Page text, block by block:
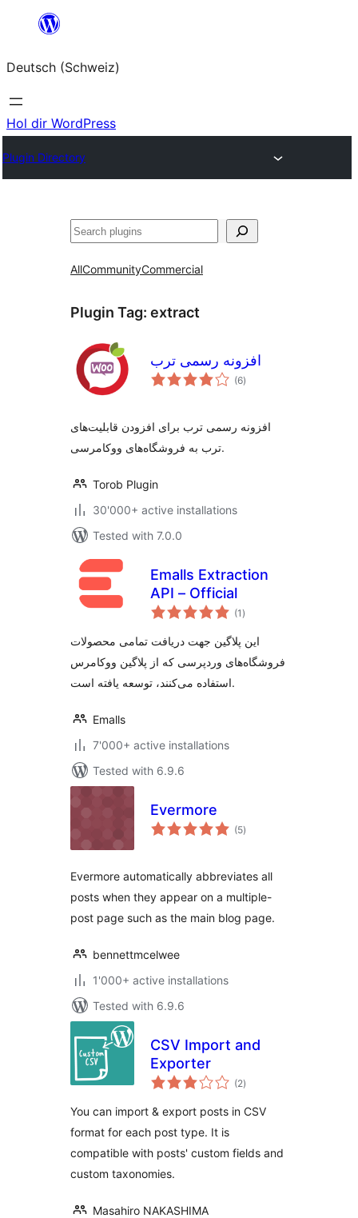
springen
Deutsch (Schweiz)
Hol dir WordPress
Plugin Directory
Suchen
AllCommunityCommercial
Plugin Tag: extract
افزونه رسمی ترب
(6total
ratings
)
افزونه رسمی ترب برای افزودن قابلیت‌های
ترب به فروشگاه‌های ووکامرسی.
Torob Plugin
30'000+ active installations
Tested with 7.0.0
Emalls Extraction
API – Official
(1 total
ratings
)
این پلاگین جهت دریافت تمامی محصولات
فروشگاه‌های وردپرسی که از پلاگین ووکامرس
استفاده می‌کنند، توسعه یافته است.
Emalls
7'000+ active installations
Tested with 6.9.6
Evermore
(5total
ratings
)
Evermore automatically abbreviates all
posts when they appear on a multiple-
post page such as the main blog page.
bennettmcelwee
1'000+ active installations
Tested with 6.9.6
CSV Import and
Exporter
(2total
ratings
)
You can import & export posts in CSV
format for each post type. It is
compatible with posts' custom fields and
custom taxonomies.
Masahiro NAKASHIMA